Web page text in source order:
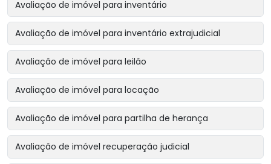
Avaliação de imóvel para inventário
Avaliação de imóvel para inventário extrajudicial
Avaliação de imóvel para leilão
Avaliação de imóvel para locação
Avaliação de imóvel para partilha de herança
Avaliação de imóvel recuperação judicial